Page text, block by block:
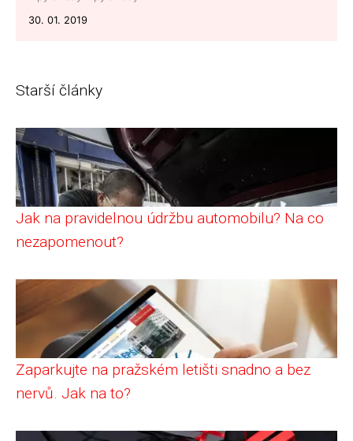
30. 01. 2019
Starší články
Jak na pravidelnou údržbu automobilu? Na co
nezapomenout?
Zaparkujte na pražském letišti snadno a bez
nervů. Jak na to?